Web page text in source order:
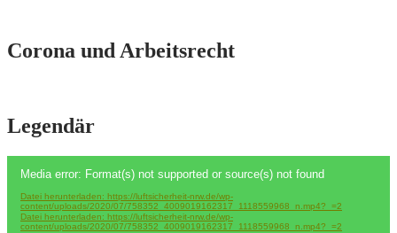
Corona und Arbeitsrecht
Legendär
Player
Media error: Format(s) not supported or source(s) not found
Datei herunterladen: https://luftsicherheit-nrw.de/wp-
content/uploads/2020/07/758352_4009019162317_1118559968_n.mp4?_=2
Datei herunterladen: https://luftsicherheit-nrw.de/wp-
content/uploads/2020/07/758352_4009019162317_1118559968_n.mp4?_=2